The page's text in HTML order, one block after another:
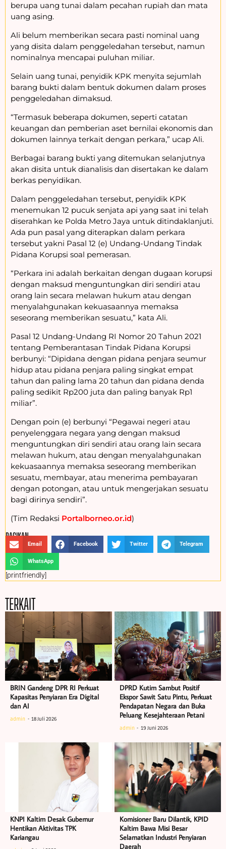
berupa uang tunai dalam pecahan rupiah dan mata
uang asing.
Ali belum memberikan secara pasti nominal uang
yang disita dalam penggeledahan tersebut, namun
nominalnya mencapai puluhan miliar.
Selain uang tunai, penyidik KPK menyita sejumlah
barang bukti dalam bentuk dokumen dalam proses
penggeledahan dimaksud.
“Termasuk beberapa dokumen, seperti catatan
keuangan dan pemberian aset bernilai ekonomis dan
dokumen lainnya terkait dengan perkara,” ucap Ali.
Berbagai barang bukti yang ditemukan selanjutnya
akan disita untuk dianalisis dan disertakan ke dalam
berkas penyidikan.
Dalam penggeledahan tersebut, penyidik KPK
menemukan 12 pucuk senjata api yang saat ini telah
diserahkan ke Polda Metro Jaya untuk ditindaklanjuti.
Ada pun pasal yang diterapkan dalam perkara
tersebut yakni Pasal 12 (e) Undang-Undang Tindak
Pidana Korupsi soal pemerasan.
“Perkara ini adalah berkaitan dengan dugaan korupsi
dengan maksud menguntungkan diri sendiri atau
orang lain secara melawan hukum atau dengan
menyalahgunakan kekuasaannya memaksa
seseorang memberikan sesuatu,” kata Ali.
Pasal 12 Undang-Undang RI Nomor 20 Tahun 2021
tentang Pemberantasan Tindak Pidana Korupsi
berbunyi: “Dipidana dengan pidana penjara seumur
hidup atau pidana penjara paling singkat empat
tahun dan paling lama 20 tahun dan pidana denda
paling sedikit Rp200 juta dan paling banyak Rp1
miliar”.
Dengan poin (e) berbunyi “Pegawai negeri atau
penyelenggara negara yang dengan maksud
menguntungkan diri sendiri atau orang lain secara
melawan hukum, atau dengan menyalahgunakan
kekuasaannya memaksa seseorang memberikan
sesuatu, membayar, atau menerima pembayaran
dengan potongan, atau untuk mengerjakan sesuatu
bagi dirinya sendiri”.
(Tim Redaksi Portalborneo.or.id)
BAGIKAN :
Email Facebook Twitter Telegram
WhatsApp
[printfriendly]
TERKAIT
BRIN Gandeng DPR RI Perkuat
Kapasitas Penyiaran Era Digital
dan AI
admin 18 Juli 2026
DPRD Kutim Sambut Positif
Ekspor Sawit Satu Pintu, Perkuat
Pendapatan Negara dan Buka
Peluang Kesejahteraan Petani
admin 19 Juni 2026
KNPI Kaltim Desak Gubernur
Hentikan Aktivitas TPK
Kariangau
Komisioner Baru Dilantik, KPID
Kaltim Bawa Misi Besar
Selamatkan Industri Penyiaran
Daerah